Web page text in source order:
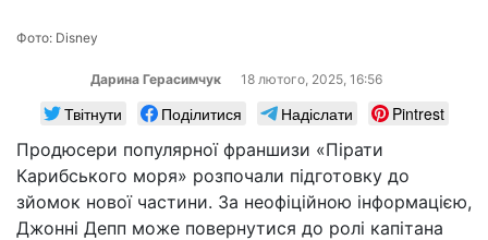
Фото: Disney
Дарина Герасимчук 18 лютого, 2025, 16:56
Твітнути Поділитися Надіслати
Pintrest
Продюсери популярної франшизи «Пірати
Карибського моря» розпочали підготовку до
зйомок нової частини. За неофіційною інформацією,
Джонні Депп може повернутися до ролі капітана